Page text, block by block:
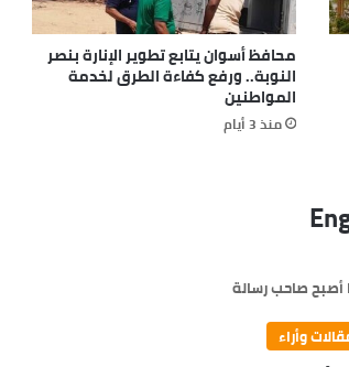
محافظ أسوان يتابع تطوير الإنارة بنصر
النوبة.. ورفع كفاءة الطرق لخدمة
المواطنين
منذ 3 أيام